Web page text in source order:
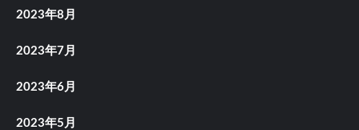
2023年8月
2023年7月
2023年6月
2023年5月